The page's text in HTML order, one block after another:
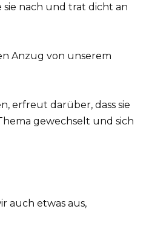
nach und trat dicht an
Anzug von unserem
erfreut darüber, dass sie
gewechselt und sich
auch etwas aus,